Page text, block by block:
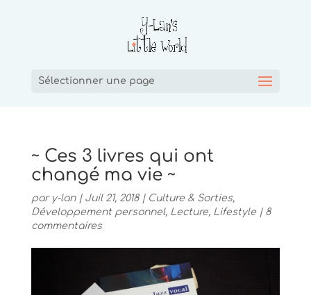
Sélectionner une page
~ Ces 3 livres qui ont
changé ma vie ~
par y-lan| Juil 21, 2018| Culture & Sorties,
Développement personnel, Lecture, Lifestyle| 8
commentaires